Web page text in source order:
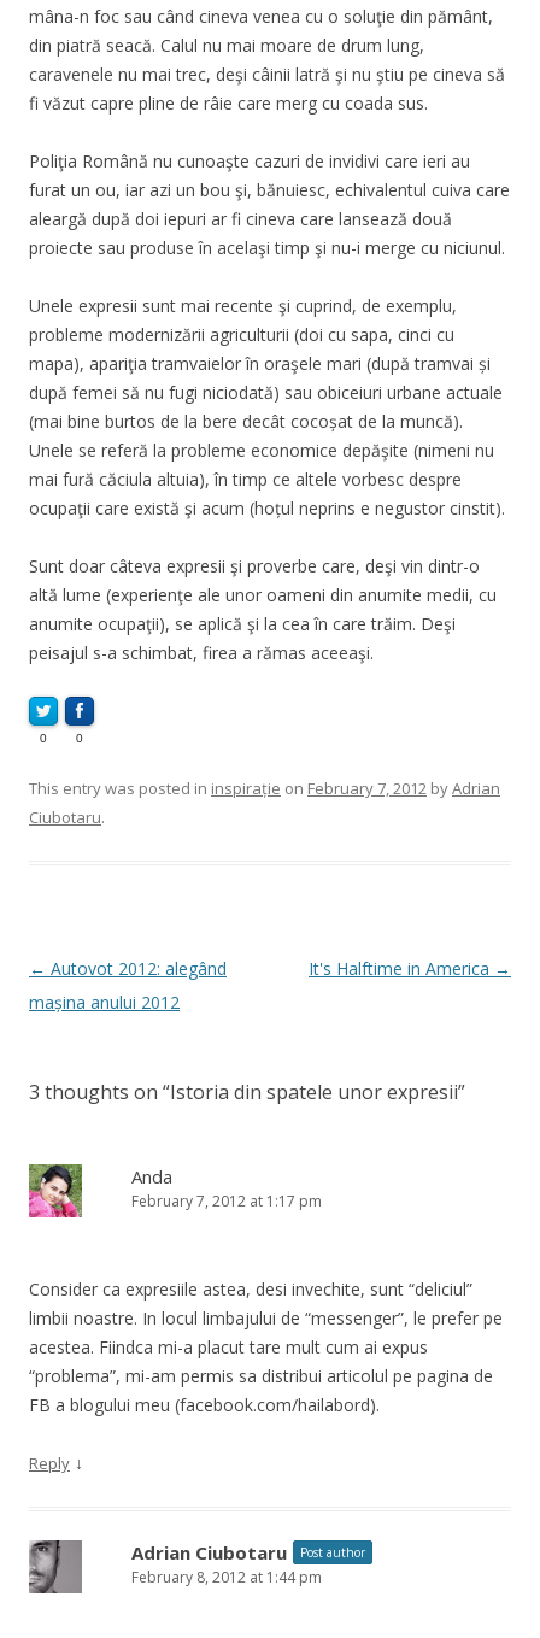
mâna-n foc sau când cineva venea cu o soluţie din pământ,
din piatră seacă. Calul nu mai moare de drum lung,
caravenele nu mai trec, deşi câinii latră şi nu ştiu pe cineva să
fi văzut capre pline de râie care merg cu coada sus.
Poliţia Română nu cunoaşte cazuri de invidivi care ieri au
furat un ou, iar azi un bou şi, bănuiesc, echivalentul cuiva care
aleargă după doi iepuri ar fi cineva care lansează două
proiecte sau produse în acelaşi timp şi nu-i merge cu niciunul.
Unele expresii sunt mai recente şi cuprind, de exemplu,
probleme modernizării agriculturii (doi cu sapa, cinci cu
mapa), apariţia tramvaielor în oraşele mari (după tramvai și
după femei să nu fugi niciodată) sau obiceiuri urbane actuale
(mai bine burtos de la bere decât cocoșat de la muncă).
Unele se referă la probleme economice depăşite (nimeni nu
mai fură căciula altuia), în timp ce altele vorbesc despre
ocupaţii care există şi acum (hoțul neprins e negustor cinstit).
Sunt doar câteva expresii şi proverbe care, deşi vin dintr-o
altă lume (experienţe ale unor oameni din anumite medii, cu
anumite ocupaţii), se aplică şi la cea în care trăim. Deşi
peisajul s-a schimbat, firea a rămas aceeaşi.
0 0
This entry was posted in inspirație on February 7, 2012 byAdrian
Ciubotaru.
Post
navigation
← Autovot 2012: alegând
mașina anului 2012
It's Halftime in America →
3 thoughts on “Istoria din spatele unor expresii”
Anda
February 7, 2012 at 1:17 pm
Consider ca expresiile astea, desi invechite, sunt “deliciul”
limbii noastre. In locul limbajului de “messenger”, le prefer pe
acestea. Fiindca mi-a placut tare mult cum ai expus
“problema”, mi-am permis sa distribui articolul pe pagina de
FB a blogului meu (facebook.com/hailabord).
Reply ↓
Adrian Ciubotaru Post author
February 8, 2012 at 1:44 pm